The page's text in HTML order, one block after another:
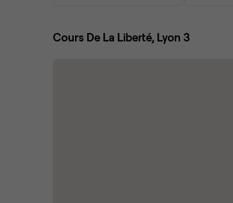
Cours De La Liberté, Lyon 3